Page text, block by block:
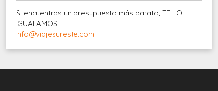
Si encuentras un presupuesto más barato, TE LO
IGUALAMOS!
info@viajesureste.com